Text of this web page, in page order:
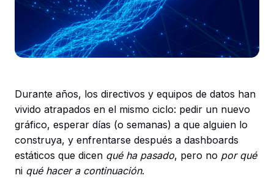
Durante años, los directivos y equipos de datos han
vivido atrapados en el mismo ciclo: pedir un nuevo
gráfico, esperar días (o semanas) a que alguien lo
construya, y enfrentarse después a dashboards
estáticos que dicen qué ha pasado, pero no por qué
ni qué hacer a continuación.